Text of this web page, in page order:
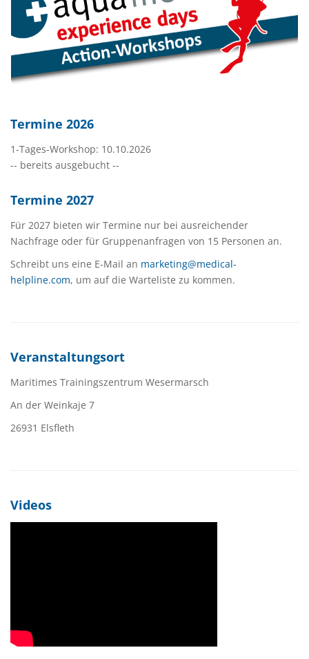
Termine 2026
1-Tages-Workshop: 10.10.2026
-- bereits ausgebucht --
Termine 2027
Für 2027 bieten wir Termine nur bei ausreichender
Nachfrage oder für Gruppenanfragen von 15 Personen an.
Schreibt uns eine E-Mail an marketing@medical-
helpline.com, um auf die Warteliste zu kommen.
Veranstaltungsort
Maritimes Trainingszentrum Wesermarsch
An der Weinkaje 7
26931 Elsfleth
Videos